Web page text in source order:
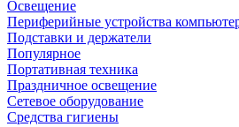
Освещение
Периферийные устройства
Подставки и держатели
Популярное
Портативная техника
Праздничное освещение
Сетевое оборудование
Средства гигиены